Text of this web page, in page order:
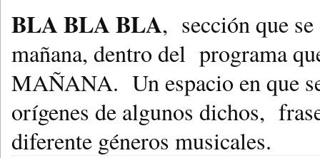
BLA BLA BLA, sección que se
mañana, dentro del programa
MAÑANA. Un espacio en que
orígenes de algunos dichos,
diferente géneros musicales.